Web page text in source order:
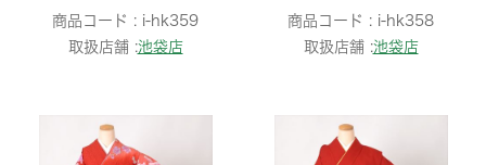
商品コード : i-hk359
取扱店舗 :池袋店
商品コード : i-hk358
取扱店舗 :池袋店